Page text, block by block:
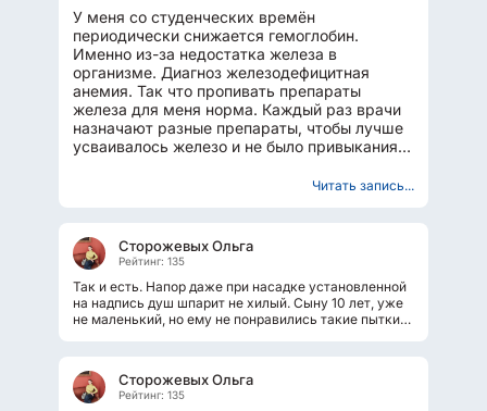
У меня со студенческих времён
периодически снижается гемоглобин.
Именно из-за недостатка железа в
организме. Диагноз железодефицитная
анемия. Так что пропивать препараты
железа для меня норма. Каждый раз врачи
назначают разные препараты, чтобы лучше
усваивалось железо и не было привыкания.
Читать запись...
Сторожевых Ольга
Рейтинг: 135
Так и есть. Напор даже при насадке установленной
на надпись душ шпарит не хилый. Сыну 10 лет, уже
не маленький, но ему не понравились такие пытки
Сторожевых Ольга
Рейтинг: 135